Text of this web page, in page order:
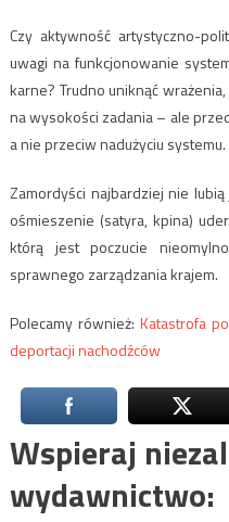
Czy aktywność artystyczno-
uwagi na funkcjonowanie
karne? Trudno uniknąć
na wysokości zadania – ale
a nie przeciw nadużyciu systemu.
Zamordyści najbardziej nie
ośmieszenie (satyra, kpina)
którą jest poczucie
sprawnego zarządzania krajem.
Polecamy również: Katastrofa
deportacji nachodźców
Wspieraj
wydawnictwo: